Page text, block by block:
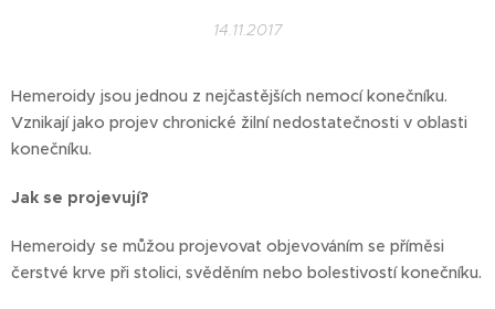
14.11.2017
Hemeroidy jsou jednou z nejčastějších nemocí konečníku.
Vznikají jako projev chronické žilní nedostatečnosti v oblasti
konečníku.
Jak se projevují?
Hemeroidy se můžou projevovat objevováním se příměsi
čerstvé krve při stolici, svěděním nebo bolestivostí konečníku.